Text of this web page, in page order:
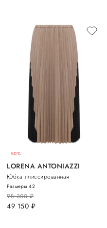
–50%
LORENA ANTONIAZZI
Юбка плиссированная
98 300руб.
49 150 руб.
Размеры:42